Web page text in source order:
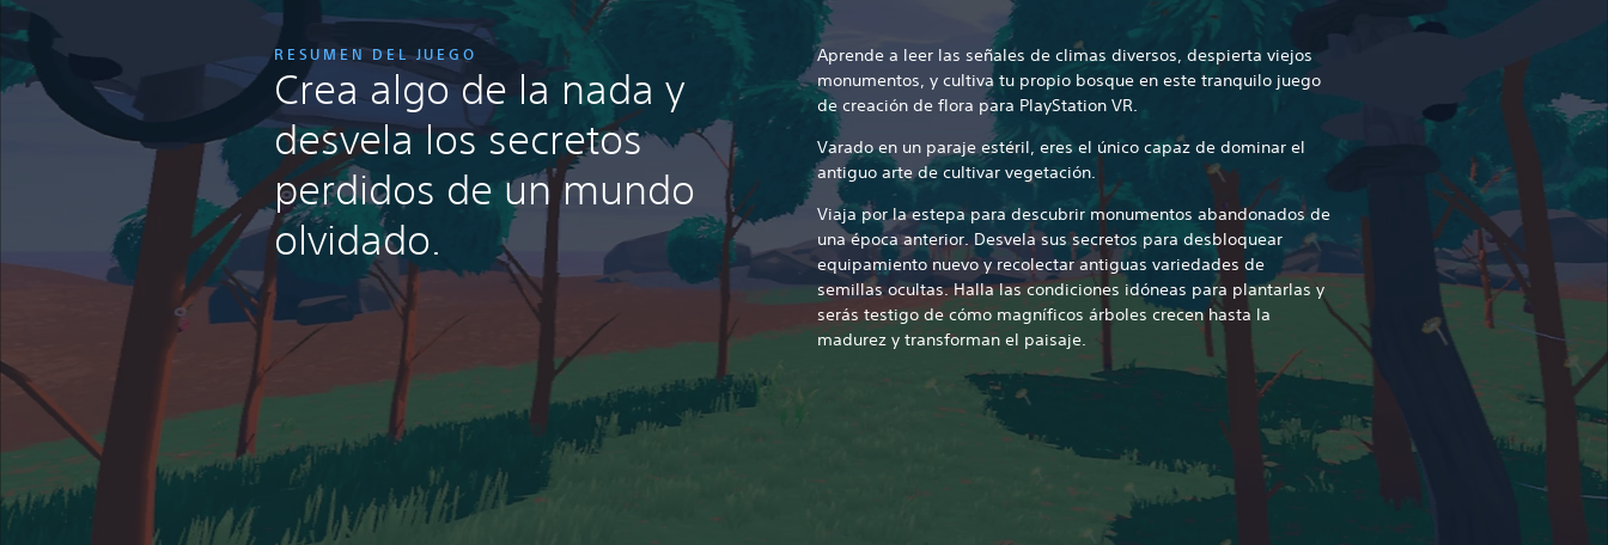
RESUMEN DEL JUEGO
Crea algo de la nada y
desvela los secretos
perdidos de un mundo
olvidado.
Aprende a leer las señales de climas diversos, despierta viejos
monumentos, y cultiva tu propio bosque en este tranquilo juego
de creación de flora para PlayStation VR.
Varado en un paraje estéril, eres el único capaz de dominar el
antiguo arte de cultivar vegetación.
Viaja por la estepa para descubrir monumentos abandonados de
una época anterior. Desvela sus secretos para desbloquear
equipamiento nuevo y recolectar antiguas variedades de
semillas ocultas. Halla las condiciones idóneas para plantarlas y
serás testigo de cómo magníficos árboles crecen hasta la
madurez y transforman el paisaje.